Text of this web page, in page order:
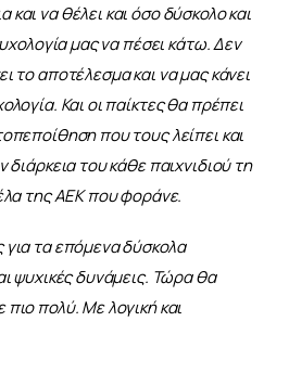
να θέλει και όσο δύσκολο και
μας να πέσει κάτω. Δεν
το αποτέλεσμα και να μας κάνει
Και οι παίκτες θα πρέπει
που τους λείπει και
του κάθε παιχνιδιού τη
της ΑΕΚ που φοράνε.
τα επόμενα δύσκολα
ψυχικές δυνάμεις. Τώρα θα
πολύ. Με λογική και